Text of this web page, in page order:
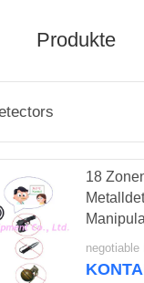
Produkte
18
ROHS
negotiable